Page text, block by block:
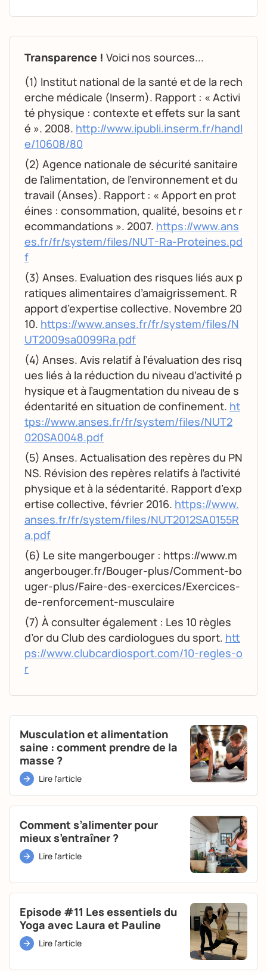
Transparence ! Voici nos sources...
(1) Institut national de la santé et de la rech
erche médicale (Inserm). Rapport : « Activi
té physique : contexte et effets sur la sant
é ». 2008. http://www.ipubli.inserm.fr/handl
e/10608/80
(2) Agence nationale de sécurité sanitaire
de l’alimentation, de l’environnement et du
travail (Anses). Rapport : « Apport en prot
éines : consommation, qualité, besoins et r
ecommandations ». 2007. https://www.ans
es.fr/fr/system/files/NUT-Ra-Proteines.pd
f
(3) Anses. Evaluation des risques liés aux p
ratiques alimentaires d’amaigrissement. R
apport d’expertise collective. Novembre 20
10. https://www.anses.fr/fr/system/files/N
UT2009sa0099Ra.pdf
(4) Anses. Avis relatif à l’évaluation des risq
ues liés à la réduction du niveau d’activité p
hysique et à l’augmentation du niveau de s
édentarité en situation de confinement. ht
tps://www.anses.fr/fr/system/files/NUT2
020SA0048.pdf
(5) Anses. Actualisation des repères du PN
NS. Révision des repères relatifs à l’activité
physique et à la sédentarité. Rapport d’exp
ertise collective, février 2016. https://www.
anses.fr/fr/system/files/NUT2012SA0155R
a.pdf
(6) Le site mangerbouger : https://www.m
angerbouger.fr/Bouger-plus/Comment-bo
uger-plus/Faire-des-exercices/Exercices-
de-renforcement-musculaire
(7) À consulter également : Les 10 règles
d’or du Club des cardiologues du sport. htt
ps://www.clubcardiosport.com/10-regles-o
r
Musculation et alimentation
saine : comment prendre de la
masse ?
Lire l'article
Comment s’alimenter pour
mieux s’entraîner ?
Lire l'article
Episode #11 Les essentiels du
Yoga avec Laura et Pauline
Lire l'article